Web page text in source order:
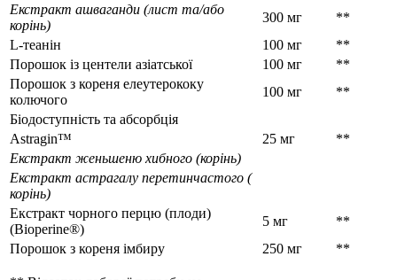
Екстракт ашваганди (лист та/або
корінь)
300 мг
**
L-теанін
100 мг
**
Порошок із центели азіатської
100 мг
**
Порошок з кореня елеутерококу
колючого
100 мг
**
Біодоступність та абсорбція
Astragin™
25 мг
**
Екстракт женьшеню хибного (корінь)
Екстракт астрагалу перетинчастого (
корінь)
Екстракт чорного перцю (плоди)
(Bioperine®)
5 мг
**
Порошок з кореня імбиру
250 мг **